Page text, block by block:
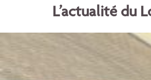
L’actualité du